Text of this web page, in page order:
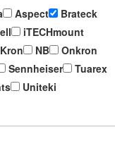
Aspect
Brateck
iTECHmount
Kron NB
Onkron
Sennheiser
Tuarex
Uniteki